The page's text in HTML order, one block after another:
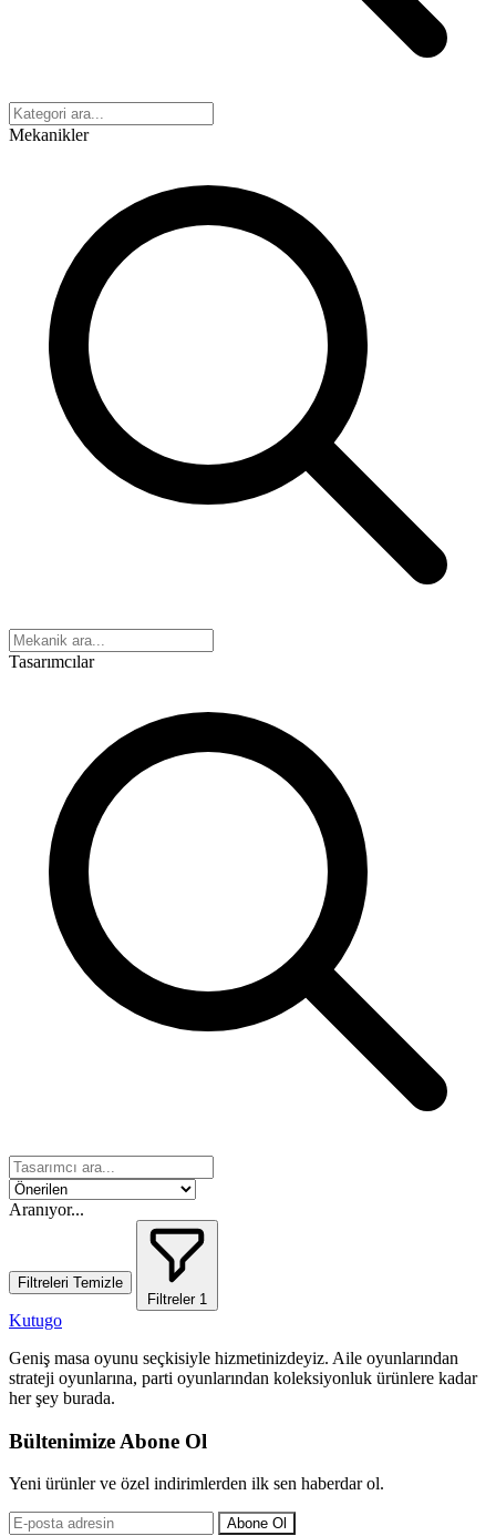
Mekanikler
Tasarımcılar
Aranıyor...
Filtreleri Temizle
Filtreler 1
Kutugo
Geniş masa oyunu seçkisiyle hizmetinizdeyiz. Aile oyunlarından
strateji oyunlarına, parti oyunlarından koleksiyonluk ürünlere kadar
her şey burada.
Bültenimize Abone Ol
Yeni ürünler ve özel indirimlerden ilk sen haberdar ol.
Abone Ol